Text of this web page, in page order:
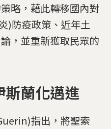
略，藉此轉移國內對
)防疫政策、近年土
，並重新獲取民眾的
斯蘭化邁進
指出，將聖索